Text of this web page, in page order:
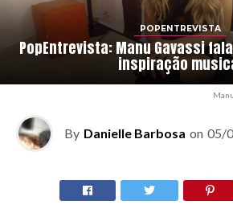
POPENTREVISTA
PopEntrevista: Manu Gavassi
inspiração
By Danielle Barbosa on 05/